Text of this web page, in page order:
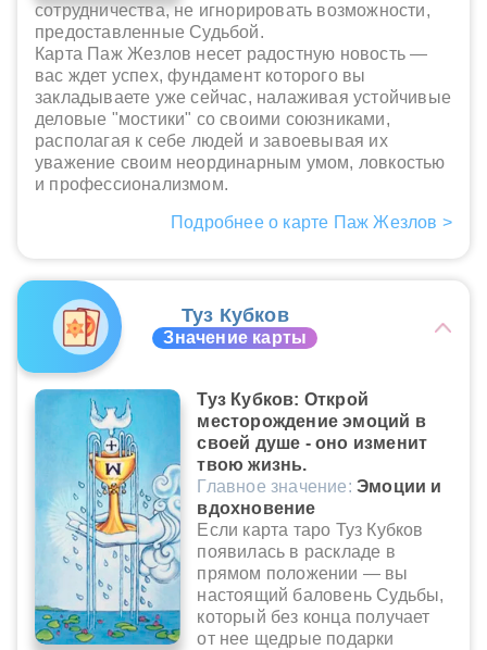
сотрудничества, не игнорировать возможности,
предоставленные Судьбой.
Карта Паж Жезлов несет радостную новость —
вас ждет успех, фундамент которого вы
закладываете уже сейчас, налаживая устойчивые
деловые "мостики" со своими союзниками,
располагая к себе людей и завоевывая их
уважение своим неординарным умом, ловкостью
и профессионализмом.
Подробнее о карте Паж Жезлов >
Туз Кубков
Значение карты
Туз Кубков: Открой
месторождение эмоций в
своей душе - оно изменит
твою жизнь.
Главное значение: Эмоции и
вдохновение
Если карта таро Туз Кубков
появилась в раскладе в
прямом положении — вы
настоящий баловень Судьбы,
который без конца получает
от нее щедрые подарки